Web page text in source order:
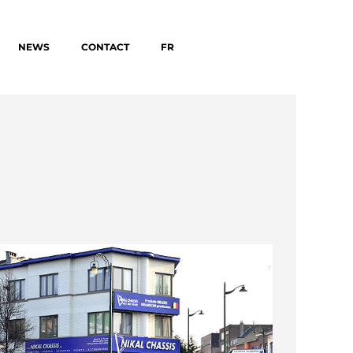
NEWS CONTACT FR